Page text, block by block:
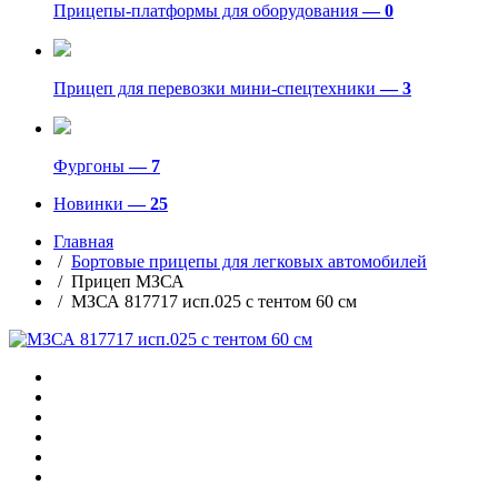
Прицепы-платформы для оборудования— 0
Прицеп для перевозки мини-спецтехники— 3
Фургоны— 7
Новинки— 25
Главная
/ Бортовые прицепы для легковых автомобилей
/ Прицеп МЗСА
/ МЗСА 817717 исп.025 с тентом 60 см